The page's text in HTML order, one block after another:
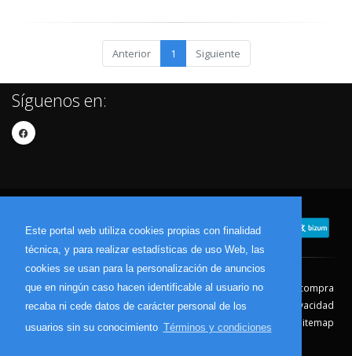
Este portal web utiliza cookies propias con finalidad
técnica, y para realizar estadísticas de uso Web, las
cookies se usan para la personalización de anuncios
que en ningún caso hacen identificable al usuario no
recaba ni cede datos de carácter personal de los
usuarios sin su conocimiento Términos y condiciones
Anterior 1 Siguiente
Síguenos en:
Contacto Aviso Legal
Condiciones de compra
Política de envíos
Política de devolución
Política de Privacidad
Política de Cookies
Sitemap